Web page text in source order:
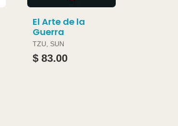
El Arte de la
Guerra
TZU, SUN
$ 83.00